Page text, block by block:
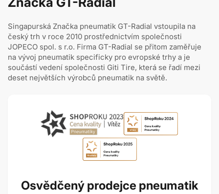
Singapurská Značka pneumatik GT-Radial vstoupila na
český trh v roce 2010 prostřednictvím společnosti
JOPECO spol. s r.o. Firma GT-Radial se přitom zaměřuje
na vývoj pneumatik specificky pro evropské trhy a je
součástí vedení společnosti Giti Tire, která se řadí mezi
deset největších výrobců pneumatik na světě.
Osvědčený prodejce pneumatik